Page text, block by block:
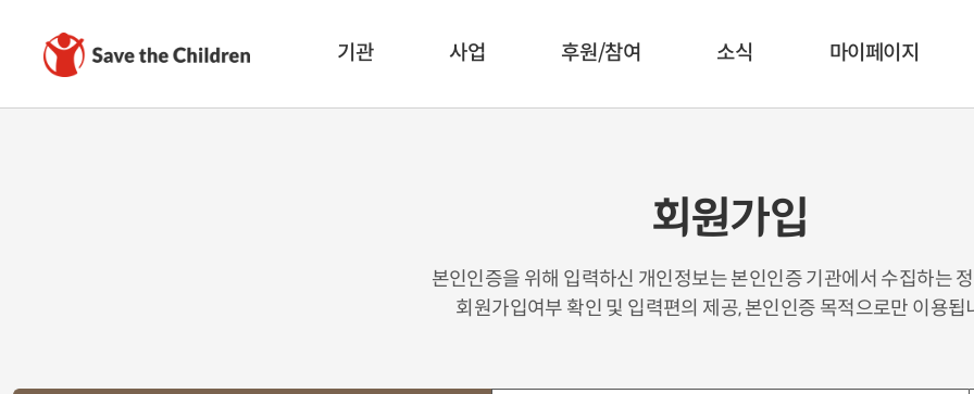
기관 사업 후원/참여 소식 마이페이지
회원가입
본인인증을 위해 입력하신 개인정보는 본인인증 기관에서 수집하는
회원가입여부 확인 및 입력편의 제공, 본인인증 목적으로만 이용됩